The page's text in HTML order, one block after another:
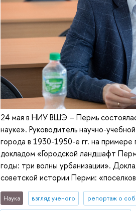
24 мая в НИУ ВШЭ – Пермь
науке». Руководитель научно-
города в 1930-1950-е гг. на примере
докладом «Городской ландшафт
годы: три волны урбанизации».
советской истории Перми:
Наука взгляд ученого репортаж о